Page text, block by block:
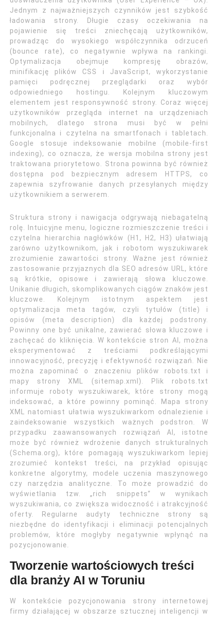
Jednym z najważniejszych czynników jest szybkość
ładowania strony. Długie czasy oczekiwania na
pojawienie się treści zniechęcają użytkowników,
prowadząc do wysokiego współczynnika odrzuceń
(bounce rate), co negatywnie wpływa na rankingi.
Optymalizacja obejmuje kompresję obrazów,
minifikację plików CSS i JavaScript, wykorzystanie
pamięci podręcznej przeglądarki oraz wybór
odpowiedniego hostingu. Kolejnym kluczowym
elementem jest responsywność strony. Coraz więcej
użytkowników przegląda internet na urządzeniach
mobilnych, dlatego strona musi być w pełni
funkcjonalna i czytelna na smartfonach i tabletach.
Google stosuje indeksowanie mobilne (mobile-first
indexing), co oznacza, że wersja mobilna strony jest
traktowana priorytetowo. Strona powinna być również
dostępna pod bezpiecznym adresem HTTPS, co
zapewnia szyfrowanie danych przesyłanych między
użytkownikiem a serwerem.
Struktura strony i nawigacja odgrywają niebagatelną
rolę. Intuicyjne menu, logiczne rozmieszczenie treści i
czytelna hierarchia nagłówków (H1, H2, H3) ułatwiają
zarówno użytkownikom, jak i robotom wyszukiwarek
zrozumienie zawartości strony. Ważne jest również
zastosowanie przyjaznych dla SEO adresów URL, które
są krótkie, opisowe i zawierają słowa kluczowe.
Unikanie długich, skomplikowanych ciągów znaków jest
kluczowe. Kolejnym istotnym aspektem jest
optymalizacja meta tagów, czyli tytułów (title) i
opisów (meta description) dla każdej podstrony.
Powinny one być unikalne, zawierać słowa kluczowe i
zachęcać do kliknięcia. W kontekście stron AI, można
eksperymentować z treściami podkreślającymi
innowacyjność, precyzję i efektywność rozwiązań. Nie
można zapominać o znaczeniu plików robots.txt i
mapy strony XML (sitemap.xml). Plik robots.txt
informuje roboty wyszukiwarek, które strony mogą
indeksować, a które powinny pominąć. Mapa strony
XML natomiast ułatwia wyszukiwarkom odnalezienie i
zaindeksowanie wszystkich ważnych podstron. W
przypadku zaawansowanych rozwiązań AI, istotne
może być również wdrożenie danych strukturalnych
(Schema.org), które pomagają wyszukiwarkom lepiej
zrozumieć kontekst treści, na przykład opisując
konkretne algorytmy, modele uczenia maszynowego
czy narzędzia analityczne. To może prowadzić do
wyświetlania tzw. „rich snippets” w wynikach
wyszukiwania, co zwiększa widoczność i atrakcyjność
oferty. Regularne audyty techniczne strony są
niezbędne do identyfikacji i eliminacji potencjalnych
problemów, które mogłyby negatywnie wpłynąć na
pozycjonowanie.
Tworzenie wartościowych treści
dla branży AI w Toruniu
W kontekście pozycjonowania strony internetowej
firmy działającej w obszarze sztucznej inteligencji w